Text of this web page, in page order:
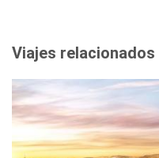
Viajes relacionados